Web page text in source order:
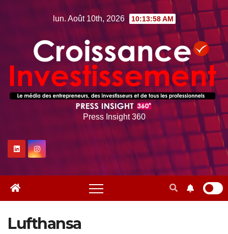
lun. Août 10th, 2026 10:13:59 AM
Press Insight 360
Lufthansa